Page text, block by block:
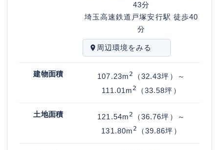
43分
埼玉高速鉄道 戸塚安行駅 徒歩40
分
周辺環境をみる
建物面積 107.23m 2 （32.43坪）
～
111.01m 2 （33.58坪）
土地面積 121.54m 2 （36.76坪）
～
131.80m 2 （39.86坪）